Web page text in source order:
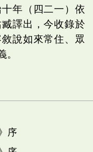
年（四二一）依
譯出，今收錄於
說如來常住、眾
序